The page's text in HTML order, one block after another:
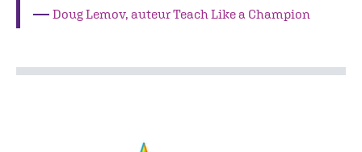
― Doug Lemov, auteur Teach Like a Champion